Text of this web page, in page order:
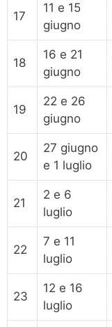
17
11 e 15
giugno
18
16 e 21
giugno
19
22 e 26
giugno
20
27 giugno
e 1 luglio
21
2 e 6
luglio
22
7 e 11
luglio
23
12 e 16
luglio